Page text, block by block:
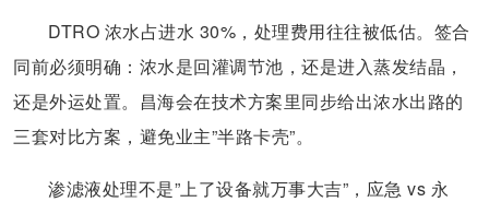
DTRO 浓水占进水 30%，处理费用往往被低估。签合
同前必须明确：浓水是回灌调节池，还是进入蒸发结晶，
还是外运处置。昌海会在技术方案里同步给出浓水出路的
三套对比方案，避免业主”半路卡壳”。
渗滤液处理不是”上了设备就万事大吉”，应急 vs 永